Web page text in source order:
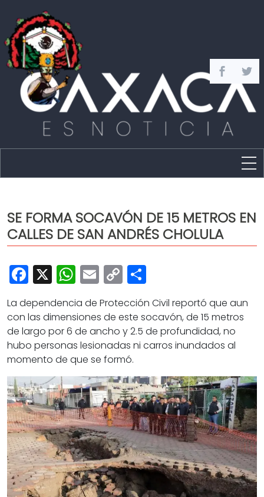
Capital
Policíaca
Cultura
Deportes
Opinión
SE FORMA SOCAVÓN DE 15 METROS EN
CALLES DE SAN ANDRÉS CHOLULA
Facebook
X WhatsApp
Email
Copy
Link
La dependencia de Protección Civil reportó que aun
con las dimensiones de este socavón, de 15 metros
de largo por 6 de ancho y 2.5 de profundidad, no
hubo personas lesionadas ni carros inundados al
momento de que se formó.